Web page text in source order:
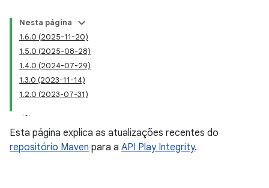
Nesta página
1.6.0 (2025-11-20)
1.5.0 (2025-08-28)
1.4.0 (2024-07-29)
1.3.0 (2023-11-14)
1.2.0 (2023-07-31)
Esta página explica as atualizações recentes do
repositório Maven para a API Play Integrity.